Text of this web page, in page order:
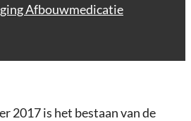
Afbouwmedicatie
2017 is het bestaan van de